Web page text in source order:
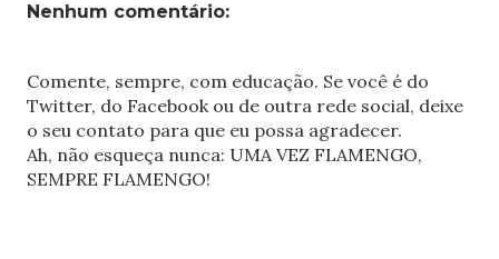
Nenhum comentário:
Comente, sempre, com educação. Se você é do
Twitter, do Facebook ou de outra rede social, deixe
o seu contato para que eu possa agradecer.
Ah, não esqueça nunca: UMA VEZ FLAMENGO,
SEMPRE FLAMENGO!